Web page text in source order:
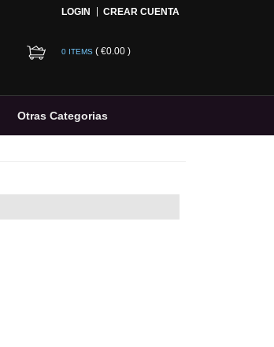
LOGIN CREAR CUENTA
0 ITEMS ( €0.00 )
Otras Categorias